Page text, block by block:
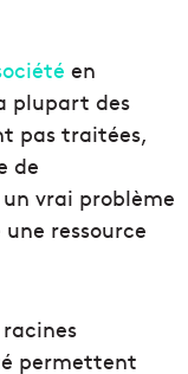
en
plupart des
pas traitées,
de
vrai problème
ressource
permettent